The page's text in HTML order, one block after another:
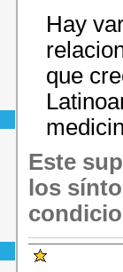
Hay
que
Este
los